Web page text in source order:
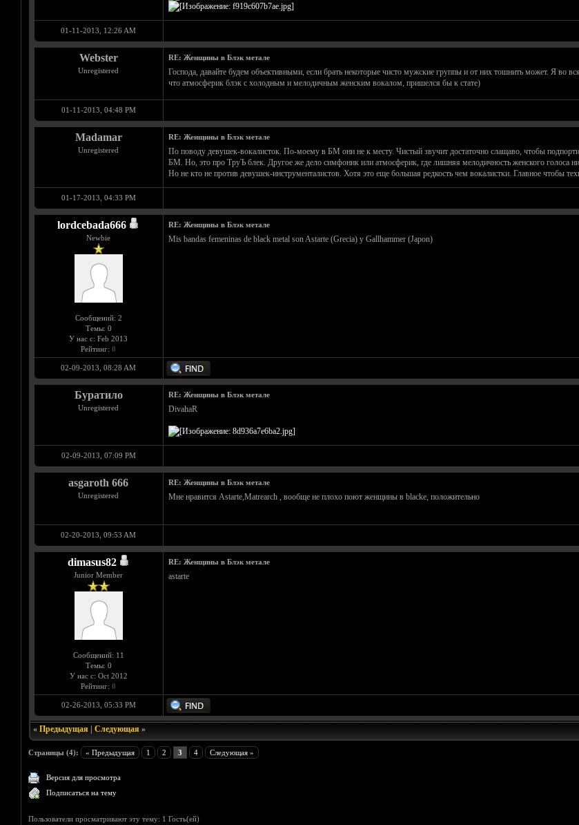
01-11-2013, 12:26 AM
Webster
Unregistered
RE: Женщины в Блэк метале
Господа, давайте будем объективными, если брать некоторые чисто мужские группы и от них тошнить может. Я во
что атмосферик блэк с холодным и мелодичным женским вокалом, пришелся бы к стате)
01-11-2013, 04:48 PM
Madamar
Unregistered
RE: Женщины в Блэк метале
По поводу девушек-вокалисток. По-моему в БМ они не к месту. Чистый звучит достаточно слащаво, чтобы
БМ. Но, это про ТруЪ блек. Другое же дело симфоник или атмосферик, где лишняя мелодичность женского голоса
Но не кто не против девушек-инструменталистов. Хотя это еще большая редкость чем вокалистки. Главное чтобы
01-17-2013, 04:33 PM
lordcebada666
Newbie
Сообщений: 2
Темы: 0
У нас с: Feb 2013
Рейтинг: 0
RE: Женщины в Блэк метале
Mis bandas femeninas de black metal son Astarte (Grecia) y Gallhammer (Japon)
02-09-2013, 08:28 AM
Буратило
Unregistered
RE: Женщины в Блэк метале
DivahaR
02-09-2013, 07:09 PM
asgaroth 666
Unregistered
RE: Женщины в Блэк метале
Мне нравится Astarte,Matrearch , вообще не плохо поют женщины в blacke, положительно
02-20-2013, 09:53 AM
dimasus82
Junior Member
Сообщений: 11
Темы: 0
У нас с: Oct 2012
Рейтинг: 0
RE: Женщины в Блэк метале
astarte
02-26-2013, 05:33 PM
« Предыдущая| Следующая»
Страницы (4): « Предыдущая 1 2 3 4 Следующая »
Версия для просмотра
Подписаться на тему
Пользователи просматривают эту тему: 1 Гость(ей)